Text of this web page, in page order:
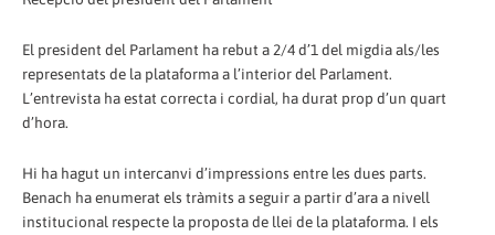
El president del Parlament ha rebut a 2/4 d’1 del migdia als/les
representats de la plataforma a l’interior del Parlament.
L’entrevista ha estat correcta i cordial, ha durat prop d’un quart
d’hora.
Hi ha hagut un intercanvi d’impressions entre les dues parts.
Benach ha enumerat els tràmits a seguir a partir d’ara a nivell
institucional respecte la proposta de llei de la plataforma. I els